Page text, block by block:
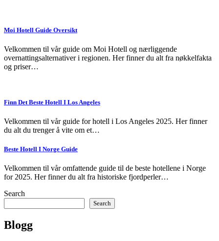
Moi Hotell Guide Oversikt
Velkommen til vår guide om Moi Hotell og nærliggende
overnattingsalternativer i regionen. Her finner du alt fra nøkkelfakta
og priser…
Finn Det Beste Hotell I Los Angeles
Velkommen til vår guide for hotell i Los Angeles 2025. Her finner
du alt du trenger å vite om et…
Beste Hotell I Norge Guide
Velkommen til vår omfattende guide til de beste hotellene i Norge
for 2025. Her finner du alt fra historiske fjordperler…
Search
Search
Blogg